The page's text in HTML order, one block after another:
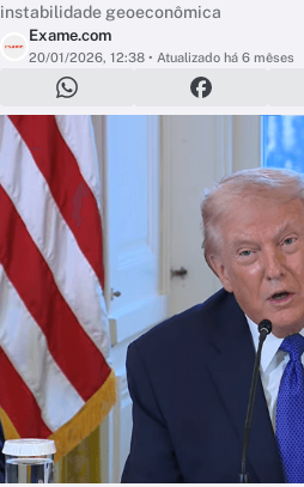
instabilidade geoeconômica
Exame.com
20/01/2026, 12:38 • Atualizado há 6 mêses